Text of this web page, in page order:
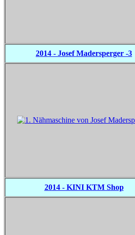
2014 - Josef Madersperger -3
2014 - KINI KTM Shop